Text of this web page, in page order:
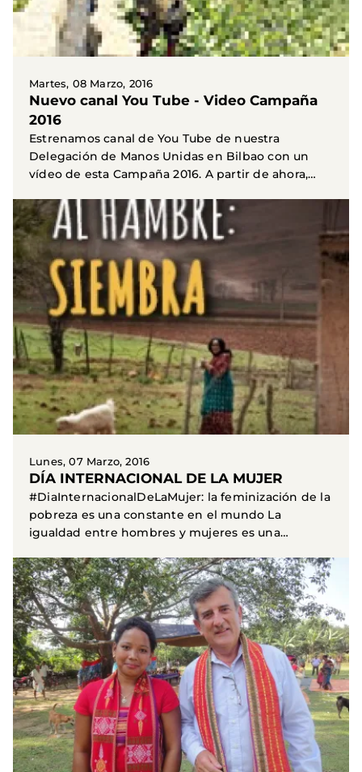
Martes, 08 Marzo, 2016
Nuevo canal You Tube - Video Campaña
2016
Estrenamos canal de You Tube de nuestra
Delegación de Manos Unidas en Bilbao con un
vídeo de esta Campaña 2016. A partir de ahora,
Lunes, 07 Marzo, 2016
DÍA INTERNACIONAL DE LA MUJER
#DiaInternacionalDeLaMujer: la feminización de la
pobreza es una constante en el mundo La
igualdad entre hombres y mujeres es una